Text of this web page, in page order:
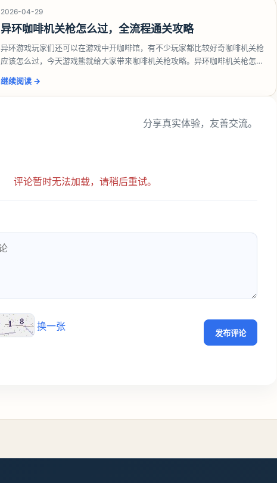
2026-04-29
异环咖啡机关枪怎么过，全流程通关攻略
异环游戏玩家们还可以在游戏中开咖啡馆，有不少玩家都比较好奇咖啡机关枪
应该怎么过，今天游戏熊就给大家带来咖啡机关枪攻略。异环咖啡机关枪怎么
继续阅读 →
分享真实体验，友善交流。
评论暂时无法加载，请稍后重试。
换一张
发布评论